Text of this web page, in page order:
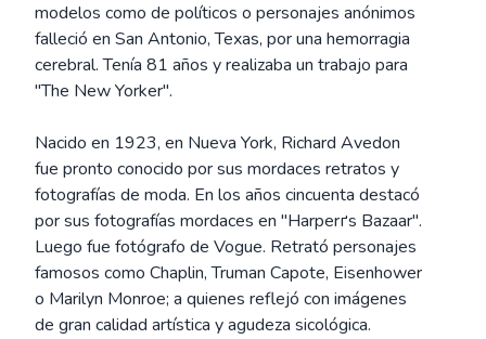
modelos como de políticos o personajes anónimos
falleció en San Antonio, Texas, por una hemorragia
cerebral. Tenía 81 años y realizaba un trabajo para
"The New Yorker".
Nacido en 1923, en Nueva York, Richard Avedon
fue pronto conocido por sus mordaces retratos y
fotografías de moda. En los años cincuenta destacó
por sus fotografías mordaces en "Harperґs Bazaar".
Luego fue fotógrafo de Vogue. Retrató personajes
famosos como Chaplin, Truman Capote, Eisenhower
o Marilyn Monroe; a quienes reflejó con imágenes
de gran calidad artística y agudeza sicológica.